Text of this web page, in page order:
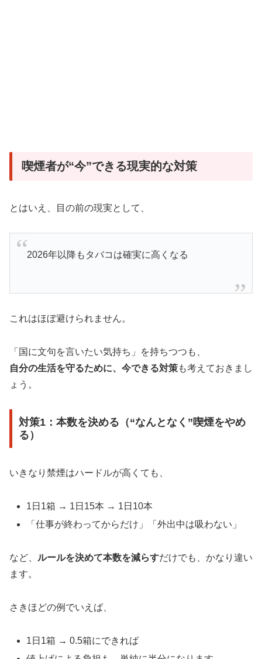
喫煙者が“今”できる現実的な対策
とはいえ、目の前の現実として、
2026年以降もタバコは確実に高くなる
これはほぼ避けられません。
「国に文句を言いたい気持ち」を持ちつつも、
自分の生活を守るために、今できる対策も考えておきまし
ょう。
対策1：本数を決める（“なんとなく”喫煙をやめ
る）
いきなり禁煙はハードルが高くても、
1日1箱 → 1日15本 → 1日10本
「仕事が終わってからだけ」「外出中は吸わない」
など、 ルールを決めて本数を減らすだけでも、かなり違い
ます。
さきほどの例でいえば、
1日1箱 → 0.5箱にできれば